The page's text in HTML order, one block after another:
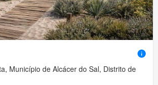
Município de Alcácer do Sal, Distrito de